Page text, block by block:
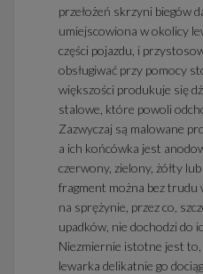
przełożeń skrzyni biegów
umiejscowiona w okolicy
części pojazdu, i
obsługiwać przy pomocy
większości produkuje się
stalowe, które powoli
Zazwyczaj są malowane
a ich końcówka jest
czerwony, zielony, żółty
fragment można bez trudu
na sprężynie, przez co,
upadków, nie dochodzi do
Niezmiernie istotne jest to,
lewarka delikatnie go